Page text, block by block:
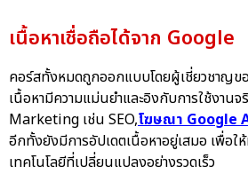
เนื้อหาเชื่อถือได้จาก Google
คอร์สทั้งหมดถูกออกแบบโดยผู้เชี่ยวชาญข
เนื้อหามีความแม่นยำและอิงกับการใช้งาน
Marketing เช่น SEO,โฆษณา Google
อีกทั้งยังมีการอัปเดตเนื้อหาอยู่เสมอ เพื่อใ
เทคโนโลยีที่เปลี่ยนแปลงอย่างรวดเร็ว